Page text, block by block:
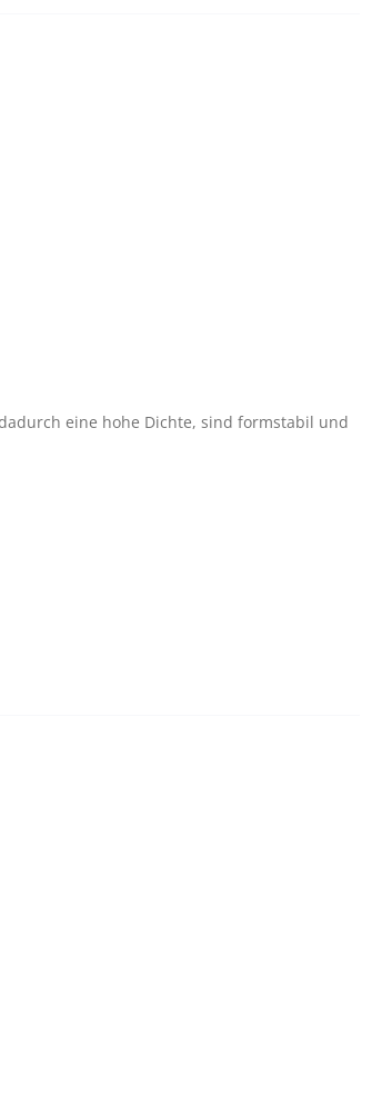
eine hohe Dichte, sind formstabil und